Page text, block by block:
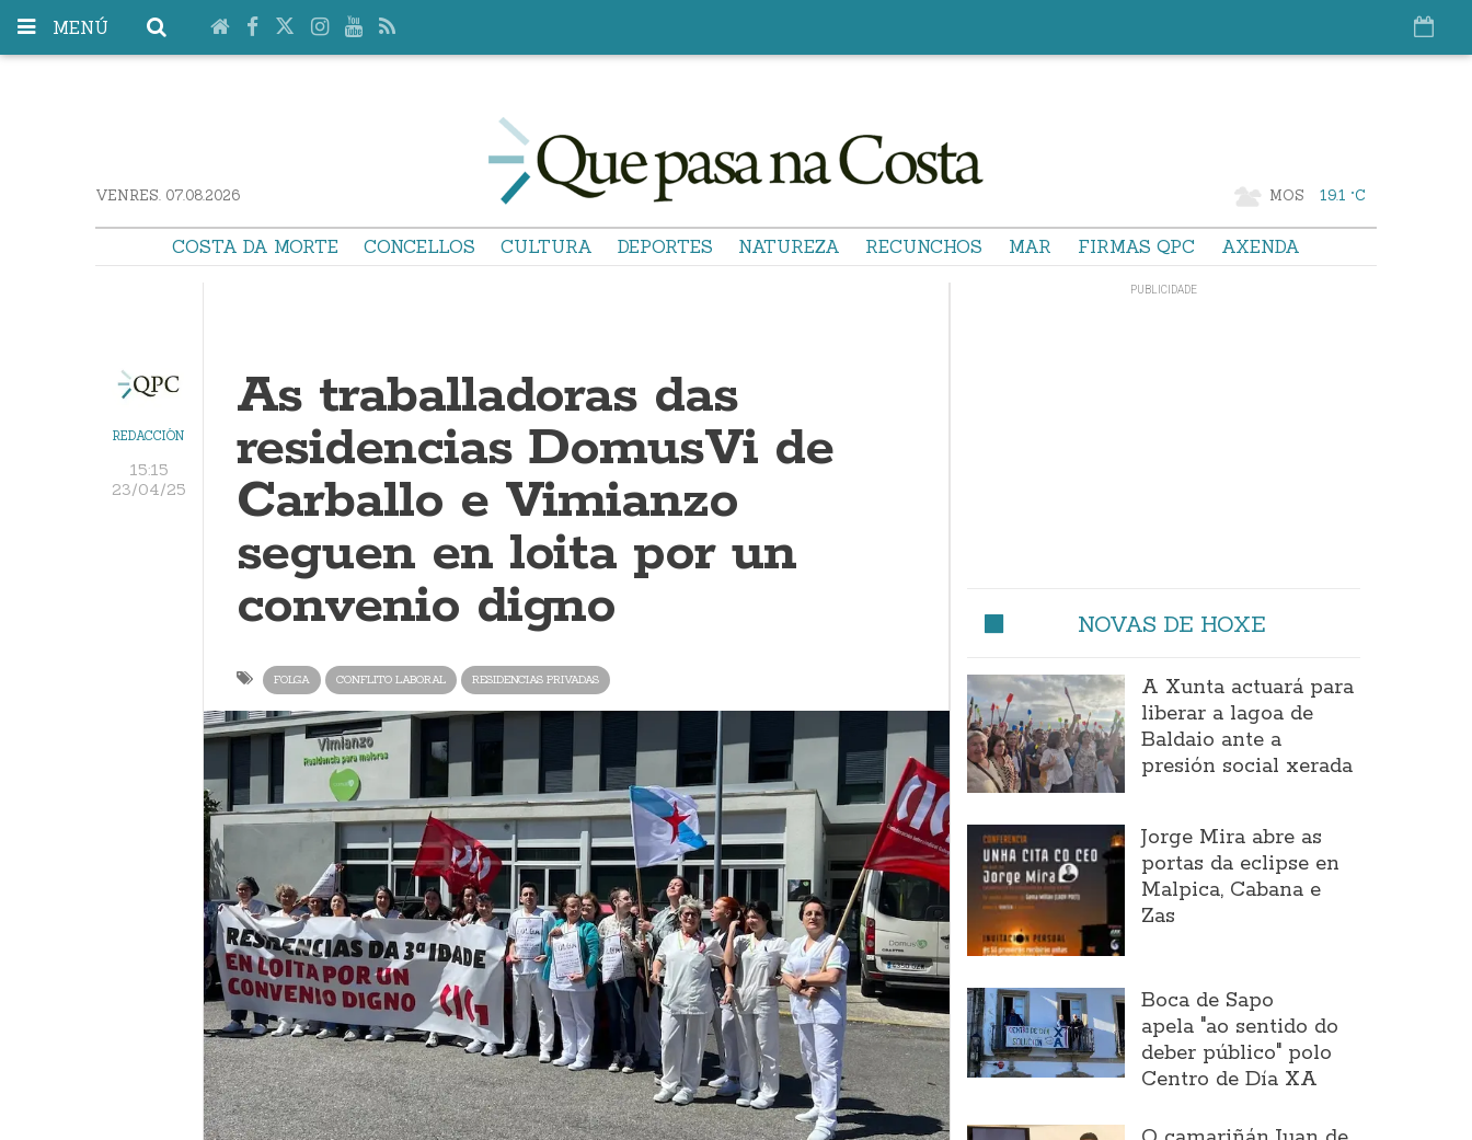
MENÚ
VENRES. 07.08.2026 MOS 19.1 °C
COSTA DA MORTE CONCELLOS CULTURA DEPORTES NATUREZA RECUNCHOS MAR FIRMAS QPC AXENDA
REDACCIÓN
15:15
23/04/25
As traballadoras das
residencias DomusVi de
Carballo e Vimianzo
seguen en loita por un
convenio digno
FOLGA CONFLITO LABORAL RESIDENCIAS PRIVADAS
NOVAS DE HOXE
A Xunta actuará para
liberar a lagoa de
Baldaio ante a
presión social xerada
Jorge Mira abre as
portas da eclipse en
Malpica, Cabana e
Zas
Boca de Sapo
apela "ao sentido do
deber público" polo
Centro de Día XA